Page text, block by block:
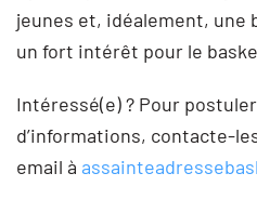
jeunes et, idéalement, une
un fort intérêt pour le
Intéressé(e) ? Pour
d’informations, contacte-
email à